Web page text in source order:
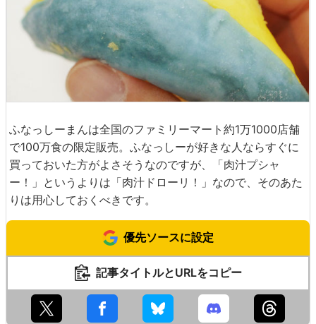
ふなっしーまんは全国のファミリーマート約1万1000店舗
で100万食の限定販売。ふなっしーが好きな人ならすぐに
買っておいた方がよさそうなのですが、「肉汁プシャ
ー！」というよりは「肉汁ドローリ！」なので、そのあた
りは用心しておくべきです。
優先ソースに設定
記事タイトルとURLをコピー